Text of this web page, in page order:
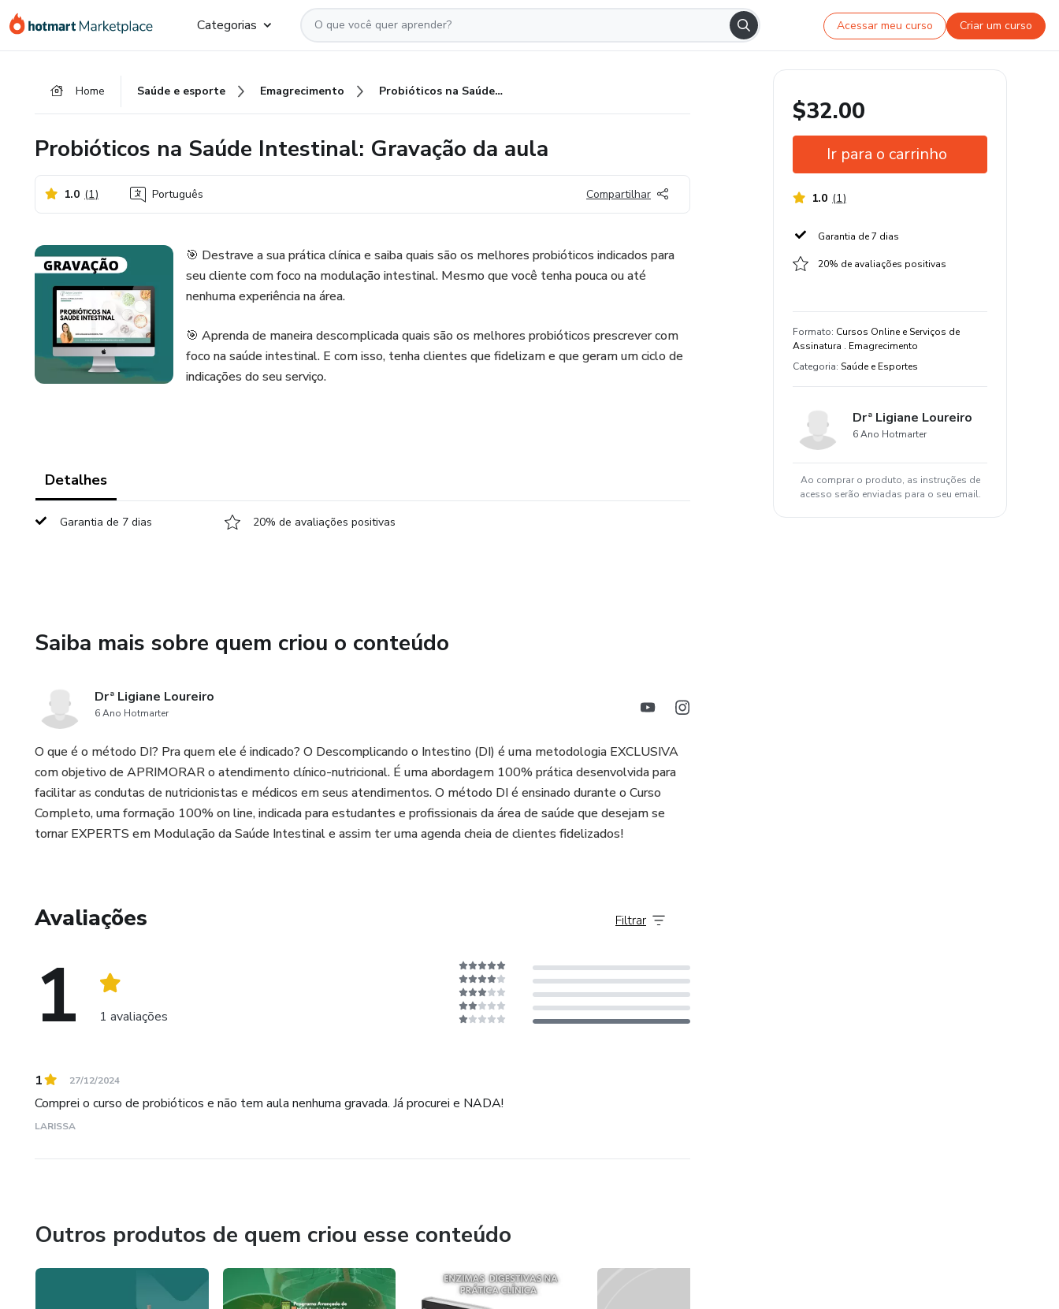
para
para
para
Categorias Acessar meu curso Criar um curso
Home Saúde e esporte Emagrecimento Probióticos na Saúde Intestinal: Gravação da aula
Probióticos na Saúde Intestinal: Gravação da aula
1.0 (1) Português Compartilhar
🎯 Destrave a sua prática clínica e saiba quais são os melhores probióticos indicados para
seu cliente com foco na modulação intestinal. Mesmo que você tenha pouca ou até
nenhuma experiência na área.
🎯 Aprenda de maneira descomplicada quais são os melhores probióticos prescrever com
foco na saúde intestinal. E com isso, tenha clientes que fidelizam e que geram um ciclo de
indicações do seu serviço.
Detalhes
Garantia de 7 dias 20% de avaliações positivas
Saiba mais sobre quem criou o conteúdo
Drª Ligiane Loureiro
6 Ano Hotmarter
O que é o método DI? Pra quem ele é indicado? O Descomplicando o Intestino (DI) é uma metodologia EXCLUSIVA
com objetivo de APRIMORAR o atendimento clínico-nutricional. É uma abordagem 100% prática desenvolvida para
facilitar as condutas de nutricionistas e médicos em seus atendimentos. O método DI é ensinado durante o Curso
Completo, uma formação 100% on line, indicada para estudantes e profissionais da área de saúde que desejam se
tornar EXPERTS em Modulação da Saúde Intestinal e assim ter uma agenda cheia de clientes fidelizados!
Avaliações
1 1 avaliações
Filtrar
1 27/12/2024
Comprei o curso de probióticos e não tem aula nenhuma gravada. Já procurei e NADA!
LARISSA
Outros produtos de quem criou esse conteúdo
$32.00
Ir para o carrinho
1.0 (1)
Garantia de 7 dias
20% de avaliações positivas
Formato: Cursos Online e Serviços de
Assinatura . Emagrecimento
Categoria: Saúde e Esportes
Drª Ligiane Loureiro
6 Ano Hotmarter
Ao comprar o produto, as instruções de
acesso serão enviadas para o seu email.